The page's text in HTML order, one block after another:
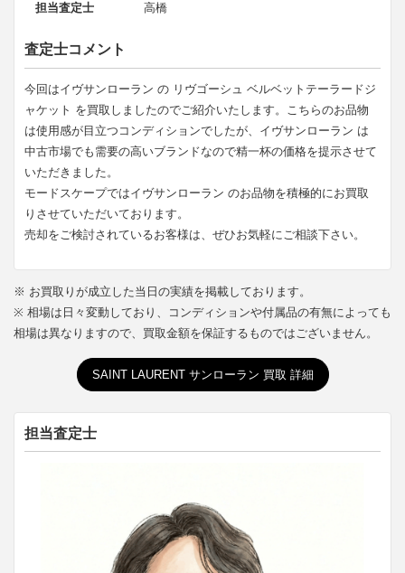
担当査定士 高橋
査定士コメント
今回はイヴサンローラン の リヴゴーシュ ベルベットテーラードジ
ャケット を買取しましたのでご紹介いたします。こちらのお品物
は使用感が目立つコンディションでしたが、イヴサンローラン は
中古市場でも需要の高いブランドなので精一杯の価格を提示させて
いただきました。
モードスケープではイヴサンローラン のお品物を積極的にお買取
りさせていただいております。
売却をご検討されているお客様は、ぜひお気軽にご相談下さい。
※ お買取りが成立した当日の実績を掲載しております。
※ 相場は日々変動しており、コンディションや付属品の有無によっても
相場は異なりますので、買取金額を保証するものではございません。
SAINT LAURENT サンローラン 買取 詳細
担当査定士